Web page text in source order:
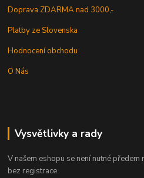
Doprava ZDARMA nad 3000,-
Platby ze Slovenska
Hodnocení obchodu
O Nás
Vysvětlivky a rady
V našem eshopu se není nutné
bez registrace.